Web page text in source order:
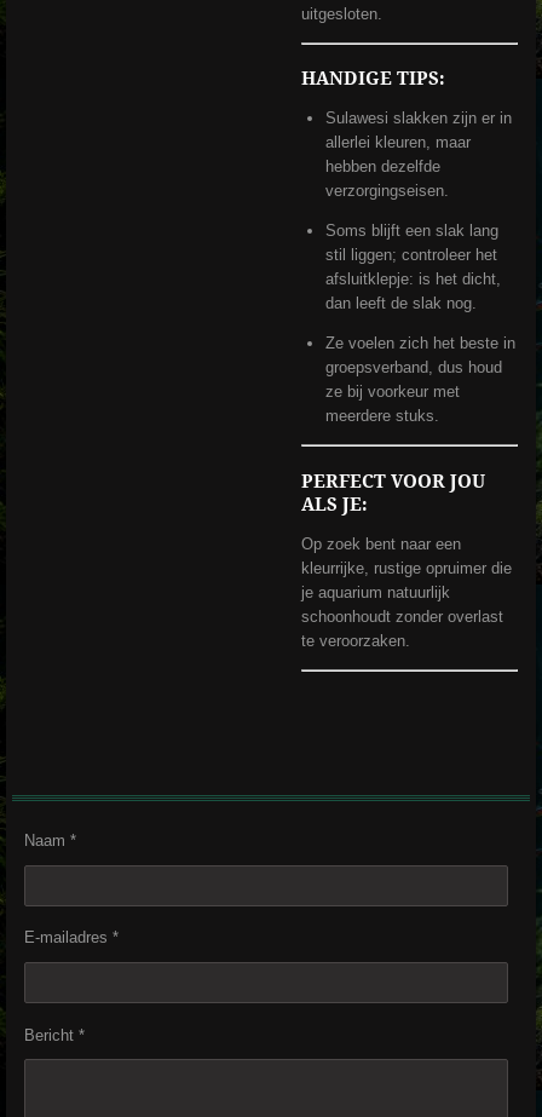
uitgesloten.
HANDIGE TIPS:
Sulawesi slakken zijn er in
allerlei kleuren, maar
hebben dezelfde
verzorgingseisen.
Soms blijft een slak lang
stil liggen; controleer het
afsluitklepje: is het dicht,
dan leeft de slak nog.
Ze voelen zich het beste in
groepsverband, dus houd
ze bij voorkeur met
meerdere stuks.
PERFECT VOOR JOU
ALS JE:
Op zoek bent naar een
kleurrijke, rustige opruimer die
je aquarium natuurlijk
schoonhoudt zonder overlast
te veroorzaken.
Naam *
E-mailadres *
Bericht *